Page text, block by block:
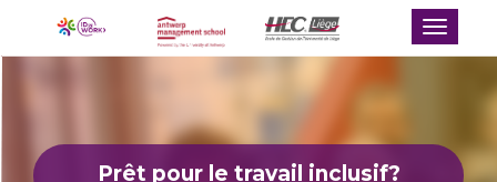
Toggle
Prêt pour le travail inclusif?